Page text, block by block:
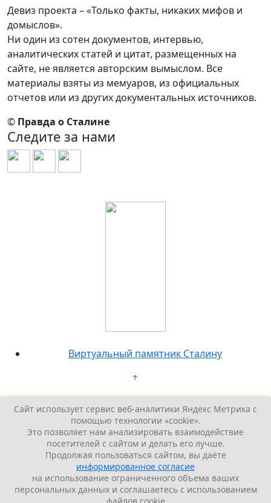
Девиз проекта – «Только факты, никаких мифов и
домыслов».
Ни один из сотен документов, интервью,
аналитических статей и цитат, размещенных на
сайте, не является авторским вымыслом. Все
материалы взяты из мемуаров, из официальных
отчетов или из других документальных источников.
© Правда о Сталине
Следите за нами
Виртуальный памятник Сталину
Сайт использует сервис веб-аналитики Яндекс Метрика с
помощью технологии «cookie».
Это позволяет нам анализировать взаимодействие
посетителей с сайтом и делать его лучше.
Продолжая пользоваться сайтом, вы даёте
информированное согласие
на использование ограниченного объема ваших
персональных данных и соглашаетесь с использованием
0
Оставьте комментарий! Напишите, что думаете по
поводу статьи.x